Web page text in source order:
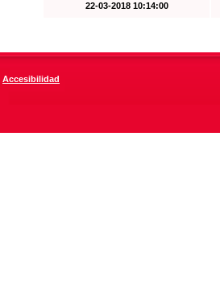
22-03-2018 10:14:00
Accesibilidad